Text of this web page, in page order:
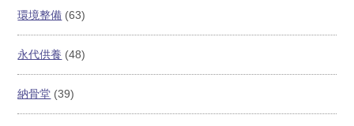
環境整備 (63)
永代供養 (48)
納骨堂 (39)